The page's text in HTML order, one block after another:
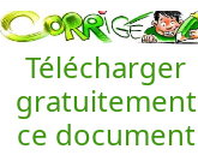
Télécharger
gratuitement
ce document